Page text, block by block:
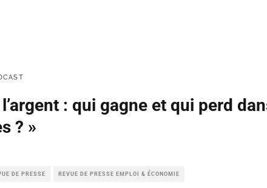
l’argent : qui gagne et qui perd
? »
DE PRESSE REVUE DE PRESSE EMPLOI & ÉCONOMIE